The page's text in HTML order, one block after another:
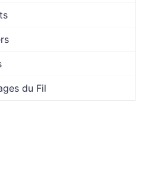
du Fil